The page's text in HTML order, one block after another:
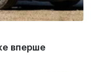
вперше